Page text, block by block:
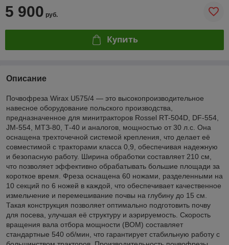
5 900 руб.
Купить
Описание
Почвофреза Wirax U575/4 — это высокопроизводительное
навесное оборудование польского производства,
предназначенное для минитракторов Rossel RT-504D, DF-554,
JM-554, МТЗ-80, Т-40 и аналогов, мощностью от 30 л.с. Она
оснащена трехточечной системой крепления, что делает её
совместимой с тракторами класса 0,9, обеспечивая надежную
и безопасную работу. Ширина обработки составляет 210 см,
что позволяет эффективно обрабатывать большие площади за
короткое время. Фреза оснащена 60 ножами, разделенными на
10 секций по 6 ножей в каждой, что обеспечивает качественное
измельчение и перемешивание почвы на глубину до 15 см.
Такая конструкция позволяет оптимально подготовить почву
для посева, улучшая её структуру и аэрируемость. Скорость
вращения вала отбора мощности (ВОМ) составляет
стандартные 540 об/мин, что гарантирует стабильную работу с